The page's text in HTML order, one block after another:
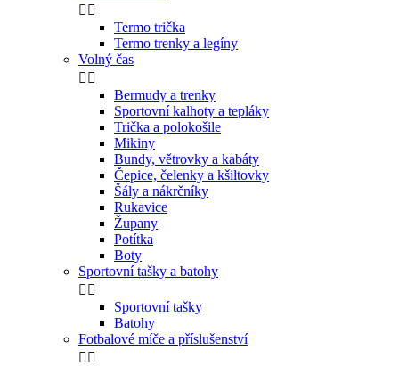
 
Termo trička
Termo trenky a legíny
Volný čas
 
Bermudy a trenky
Sportovní kalhoty a tepláky
Trička a polokošile
Mikiny
Bundy, větrovky a kabáty
Čepice, čelenky a kšiltovky
Šály a nákrčníky
Rukavice
Župany
Potítka
Boty
Sportovní tašky a batohy
 
Sportovní tašky
Batohy
Fotbalové míče a příslušenství
 